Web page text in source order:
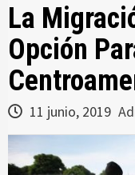
La
Opción
11 junio, 2019